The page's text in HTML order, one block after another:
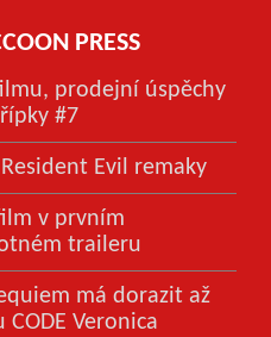
PRESS
prodejní úspěchy
#7
Evil remaky
v prvním
traileru
má dorazit až
Veronica